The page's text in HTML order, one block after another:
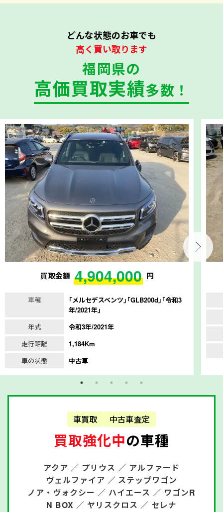
どんな状態のお車でも
高く買い取ります
福岡県の
高価買取実績多数！
買取金額 4,904,000 円
車種
｢メルセデスベンツ｣｢GLB200d｣｢令和3
年/2021年｣
年式
令和3年/2021年
走行距離
1,184Km
車の状態
中古車
車買取 中古車査定
買取強化中の車種
アクア ／ プリウス ／ アルファード
ヴェルファイア ／ ステップワゴン
ノア・ヴォクシー ／ ハイエース ／ ワゴンR
N BOX ／ ヤリスクロス ／ セレナ